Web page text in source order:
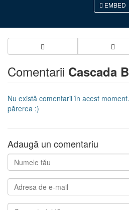
EMBED
Comentarii Cascada
Nu există comentarii în acest
părerea :)
Adaugă un comentariu